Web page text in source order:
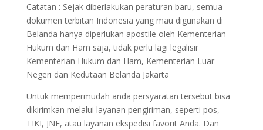
Catatan : Sejak diberlakukan peraturan baru, semua
dokumen terbitan Indonesia yang mau digunakan di
Belanda hanya diperlukan apostile oleh Kementerian
Hukum dan Ham saja, tidak perlu lagi legalisir
Kementerian Hukum dan Ham, Kementerian Luar
Negeri dan Kedutaan Belanda Jakarta
Untuk mempermudah anda persyaratan tersebut bisa
dikirimkan melalui layanan pengiriman, seperti pos,
TIKI, JNE, atau layanan ekspedisi favorit Anda. Dan